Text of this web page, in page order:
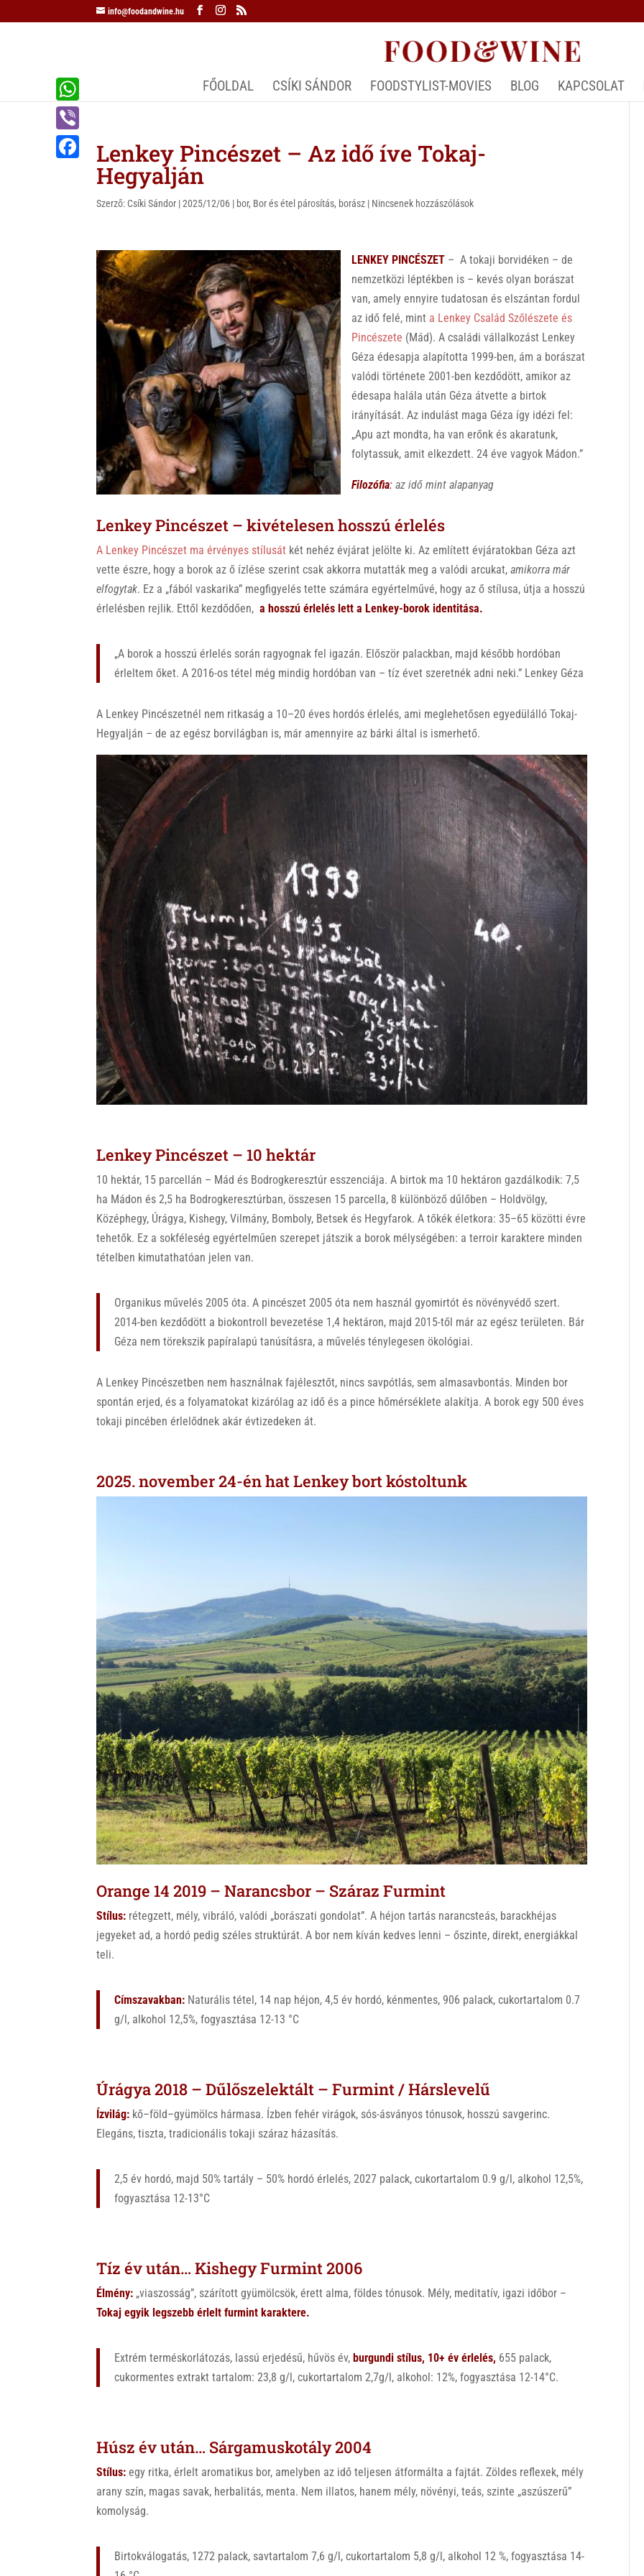
info@foodandwine.hu
FŐOLDAL CSÍKI SÁNDOR FOODSTYLIST-MOVIES BLOG KAPCSOLAT
Lenkey Pincészet – Az idő íve Tokaj-
Hegyalján
Szerző: Csíki Sándor |2025/12/06 | bor, Bor és étel párosítás, borász | Nincsenek hozzászólások
LENKEY PINCÉSZET – A tokaji borvidéken – de
nemzetközi léptékben is – kevés olyan borászat
van, amely ennyire tudatosan és elszántan fordul
az idő felé, mint a Lenkey Család Szőlészete és
Pincészete (Mád). A családi vállalkozást Lenkey
Géza édesapja alapította 1999-ben, ám a borászat
valódi története 2001-ben kezdődött, amikor az
édesapa halála után Géza átvette a birtok
irányítását. Az indulást maga Géza így idézi fel:
„Apu azt mondta, ha van erőnk és akaratunk,
folytassuk, amit elkezdett. 24 éve vagyok Mádon.”
Filozófia: az idő mint alapanyag
Lenkey Pincészet – kivételesen hosszú érlelés
A Lenkey Pincészet ma érvényes stílusát két nehéz évjárat jelölte ki. Az említett évjáratokban Géza azt
vette észre, hogy a borok az ő ízlése szerint csak akkorra mutatták meg a valódi arcukat,amikorra már
elfogytak. Ez a „fából vaskarika” megfigyelés tette számára egyértelművé, hogy az ő stílusa, útja a hosszú
érlelésben rejlik. Ettől kezdődően,a hosszú érlelés lett a Lenkey-borok identitása.
„A borok a hosszú érlelés során ragyognak fel igazán. Először palackban, majd később hordóban
érleltem őket. A 2016-os tétel még mindig hordóban van – tíz évet szeretnék adni neki.” Lenkey Géza
A Lenkey Pincészetnél nem ritkaság a 10–20 éves hordós érlelés, ami meglehetősen egyedülálló Tokaj-
Hegyalján – de az egész borvilágban is, már amennyire az bárki által is ismerhető.
Lenkey Pincészet – 10 hektár
10 hektár, 15 parcellán – Mád és Bodrogkeresztúr esszenciája. A birtok ma 10 hektáron gazdálkodik: 7,5
ha Mádon és 2,5 ha Bodrogkeresztúrban, összesen 15 parcella, 8 különböző dűlőben – Holdvölgy,
Középhegy, Úrágya, Kishegy, Vilmány, Bomboly, Betsek és Hegyfarok. A tőkék életkora: 35–65 közötti évre
tehetők. Ez a sokféleség egyértelműen szerepet játszik a borok mélységében: a terroir karaktere minden
tételben kimutathatóan jelen van.
Organikus művelés 2005 óta. A pincészet 2005 óta nem használ gyomirtót és növényvédő szert.
2014-ben kezdődött a biokontroll bevezetése 1,4 hektáron, majd 2015-től már az egész területen. Bár
Géza nem törekszik papíralapú tanúsításra, a művelés ténylegesen ökológiai.
A Lenkey Pincészetben nem használnak fajélesztőt, nincs savpótlás, sem almasavbontás. Minden bor
spontán erjed, és a folyamatokat kizárólag az idő és a pince hőmérséklete alakítja. A borok egy 500 éves
tokaji pincében érlelődnek akár évtizedeken át.
2025. november 24-én hat Lenkey bort kóstoltunk
Orange 14 2019 – Narancsbor – Száraz Furmint
Stílus: rétegzett, mély, vibráló, valódi „borászati gondolat”. A héjon tartás narancsteás, barackhéjas
jegyeket ad, a hordó pedig széles struktúrát. A bor nem kíván kedves lenni – őszinte, direkt, energiákkal
teli.
Címszavakban: Naturális tétel, 14 nap héjon, 4,5 év hordó, kénmentes, 906 palack, cukortartalom 0.7
g/l, alkohol 12,5%, fogyasztása 12-13 °C
Úrágya 2018 – Dűlőszelektált – Furmint / Hárslevelű
Ízvilág: kő–föld–gyümölcs hármasa. Ízben fehér virágok, sós-ásványos tónusok, hosszú savgerinc.
Elegáns, tiszta, tradicionális tokaji száraz házasítás.
2,5 év hordó, majd 50% tartály – 50% hordó érlelés, 2027 palack, cukortartalom 0.9 g/l, alkohol 12,5%,
fogyasztása 12-13°C
Tíz év után… Kishegy Furmint 2006
Élmény: „viaszosság”, szárított gyümölcsök, érett alma, földes tónusok. Mély, meditatív, igazi időbor –
Tokaj egyik legszebb érlelt furmint karaktere.
Extrém terméskorlátozás, lassú erjedésű, hűvös év, burgundi stílus, 10+ év érlelés, 655 palack,
cukormentes extrakt tartalom: 23,8 g/l, cukortartalom 2,7g/l, alkohol: 12%, fogyasztása 12-14°C.
Húsz év után… Sárgamuskotály 2004
Stílus: egy ritka, érlelt aromatikus bor, amelyben az idő teljesen átformálta a fajtát. Zöldes reflexek, mély
arany szín, magas savak, herbalitás, menta. Nem illatos, hanem mély, növényi, teás, szinte „aszúszerű”
komolyság.
Birtokválogatás, 1272 palack, savtartalom 7,6 g/l, cukortartalom 5,8 g/l, alkohol 12 %, fogyasztása 14-
W
h
a
V